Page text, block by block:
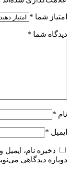
امتیاز شما *
دیدگاه شما *
نام *
ایمیل *
ذخیره نام،
دوباره دیدگاهی